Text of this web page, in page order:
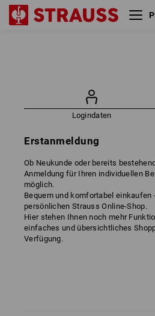
Logindaten
Erstanmeldung
Ob Neukunde oder bereits
Anmeldung für Ihren individuellen
möglich.
Bequem und komfortabel einkaufen
persönlichen Strauss Online-Shop.
Hier stehen Ihnen noch mehr
einfaches und übersichtliches
Verfügung.